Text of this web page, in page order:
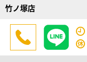
竹ノ塚店